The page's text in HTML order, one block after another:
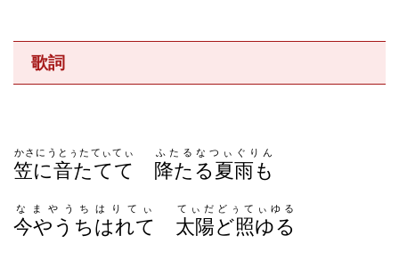
歌詞
笠に音たてて
かさにうとぅたてぃてぃ
降たる夏雨も
ふたるなつぃぐりん
今やうちはれて
なまやうちはりてぃ
太陽ど照ゆる
てぃだどぅてぃゆる